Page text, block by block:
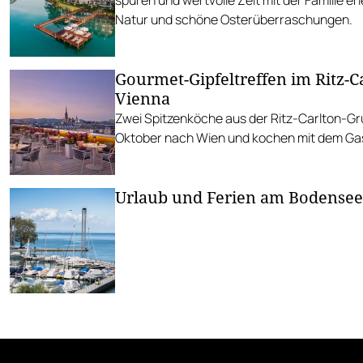
Natur und schöne Osterüberraschungen.
Gourmet-Gipfeltreffen im Ritz-
Vienna
Zwei Spitzenköche aus der Ritz-Carlton-
Oktober nach Wien und kochen mit dem
Urlaub und Ferien am Bodensee